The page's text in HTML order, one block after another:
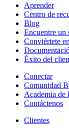
Aprender
Centro de
Blog
Encuentre un
Conviértete
Éxito del
Conectar
Comunidad
Academia de
Contáctenos
Clientes